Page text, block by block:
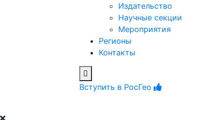
Издательство
Научные секции
Мероприятия
Регионы
Контакты
Вступить в РосГео